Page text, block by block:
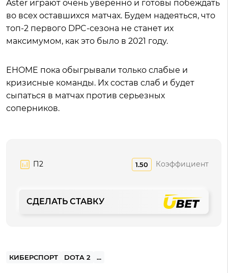
Aster играют очень уверенно и готовы побеждать
во всех оставшихся матчах. Будем надеяться, что
топ-2 первого DPC-сезона не станет их
максимумом, как это было в 2021 году.
EHOME пока обыгрывали только слабые и
кризисные команды. Их состав слаб и будет
сыпаться в матчах против серьезных
соперников.
П2 1.50 Коэффициент
СДЕЛАТЬ СТАВКУ
КИБЕРСПОРТ DOTA 2 ...